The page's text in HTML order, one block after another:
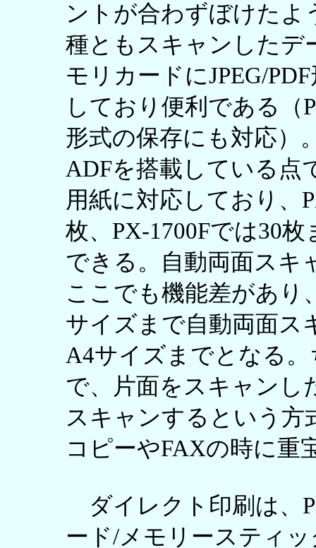
ントが合わずぼけたよ
種ともスキャンしたデ
モリカードにJPEG/
しており便利である（
形式の保存にも対応）
ADFを搭載している点
用紙に対応しており、
枚、PX-1700Fでは30
できる。自動両面スキ
ここでも機能差があり
サイズまで自動両面ス
A4サイズまでとなる
で、片面をスキャンし
スキャンするという方
コピーやFAXの時に重
ダイレクト印刷は、
ード/メモリースティ